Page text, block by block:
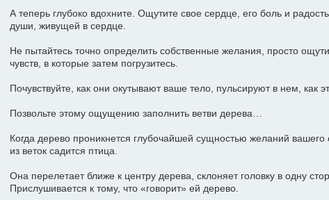
А теперь глубоко вдохните. Ощутите свое сердце, его боль и
души, живущей в сердце.
Не пытайтесь точно определить собственные желания, просто
чувств, в которые затем погрузитесь.
Почувствуйте, как они окутывают ваше тело, пульсируют в нем, как
Позвольте этому ощущению заполнить ветви дерева…
Когда дерево проникнется глубочайшей сущностью желаний вашего
из веток садится птица.
Она перелетает ближе к центру дерева, склоняет головку в одну
Прислушивается к тому, что «говорит» ей дерево.